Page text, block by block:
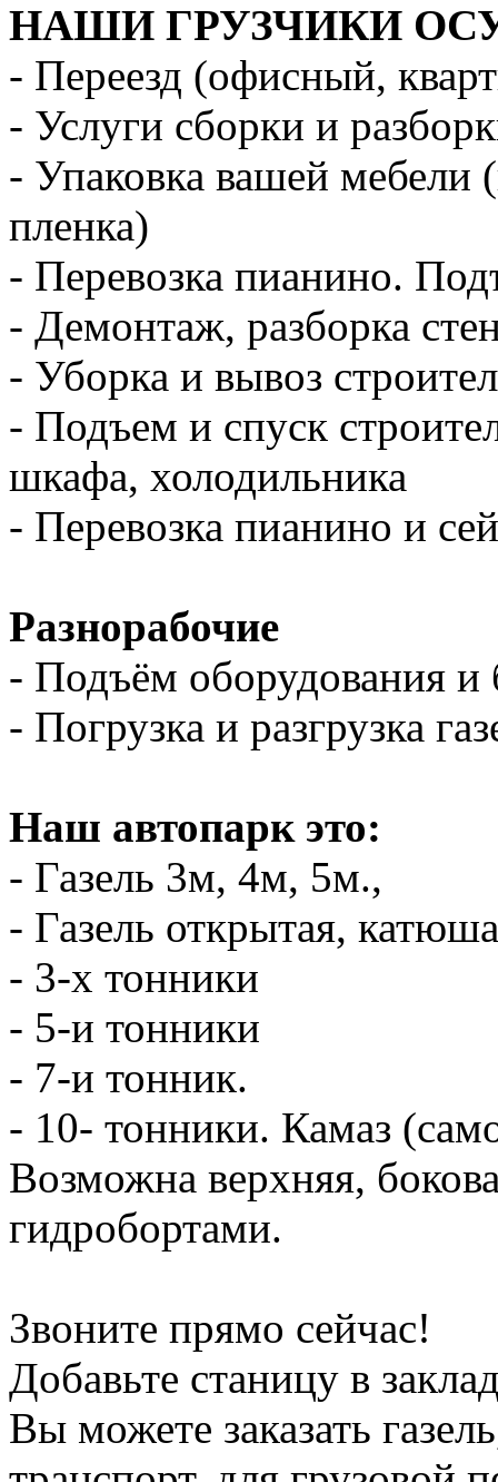
НАШИ ГРУЗЧИКИ
- Переезд (офисный,
- Услуги сборки и
- Упаковка вашей мебели
пленка)
- Перевозка пианино.
- Демонтаж, разборка
- Уборка и вывоз
- Подъем и спуск
шкафа, холодильника
- Перевозка пианино и
Разнорабочие
- Подъём оборудования и
- Погрузка и разгрузка
Наш автопарк это:
- Газель 3м, 4м, 5м.,
- Газель открытая,
- 3-х тонники
- 5-и тонники
- 7-и тонник.
- 10- тонники. Камаз
Возможна верхняя,
гидробортами.
Звоните прямо сейчас!
Добавьте станицу в
Вы можете заказать